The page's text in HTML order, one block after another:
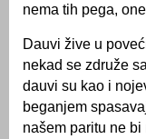
nema tih pega,
Dauvi žive u
nekad se združe
dauvi su kao i
beganjem
našem paritu ne